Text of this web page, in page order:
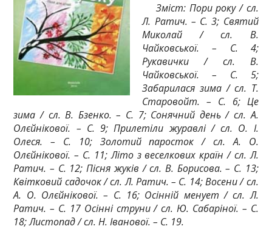
Зміст: Пори року / сл.
Л. Ратич. – С. 3; Святий
Миколай / сл. В.
Чайковської. – С. 4;
Рукавички / сл. В.
Чайковської. – С. 5;
Забарилася зима / сл. Т.
Старовойт. – С. 6; Це
зима / сл. В. Бзенко. – С. 7; Сонячний день / сл. А.
Олєйнікової. – С. 9; Прилетіли журавлі / сл. О. І.
Олеся. – С. 10; Золотий паросток / сл. А. О.
Олєйнікової. – С. 11; Літо з веселкових країн / сл. Л.
Ратич. – С. 12; Пісня жуків / сл. В. Борисова. – С. 13;
Квітковий садочок / сл. Л. Ратич. – С. 14; Восени / сл.
А. О. Олєйнікової. – С. 16; Осінній менует / сл. Л.
Ратич. – С. 17 Осінні струни / сл. Ю. Сабаріної. – С.
18; Листопад / сл. Н. Іванової. – С. 19.